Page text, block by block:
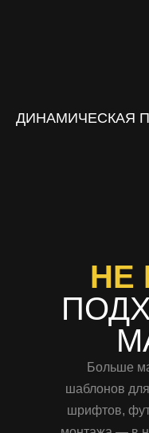
ДИНАМИЧЕСКАЯ
НЕ
Больше
шаблонов
шрифтов,